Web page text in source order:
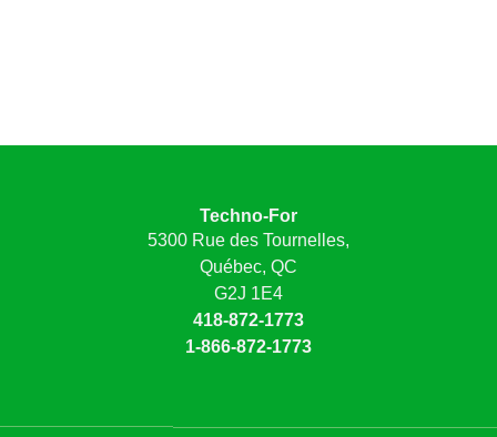
Techno-For
5300 Rue des Tournelles,
Québec, QC
G2J 1E4
418-872-1773
1-866-872-1773